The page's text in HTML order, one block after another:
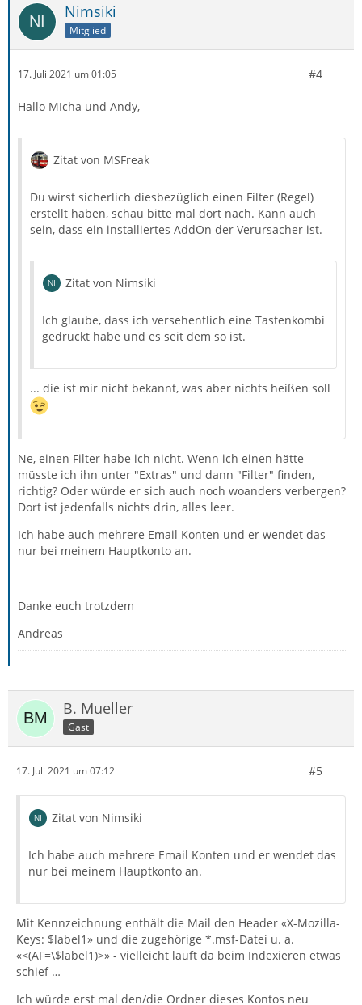
Nimsiki
Mitglied
17. Juli 2021 um 01:05 #4
Hallo MIcha und Andy,
Zitat von MSFreak
Du wirst sicherlich diesbezüglich einen Filter (Regel)
erstellt haben, schau bitte mal dort nach. Kann auch
sein, dass ein installiertes AddOn der Verursacher ist.
Zitat von Nimsiki
Ich glaube, dass ich versehentlich eine Tastenkombi
gedrückt habe und es seit dem so ist.
... die ist mir nicht bekannt, was aber nichts heißen soll
Ne, einen Filter habe ich nicht. Wenn ich einen hätte
müsste ich ihn unter "Extras" und dann "Filter" finden,
richtig? Oder würde er sich auch noch woanders verbergen?
Dort ist jedenfalls nichts drin, alles leer.
Ich habe auch mehrere Email Konten und er wendet das
nur bei meinem Hauptkonto an.
Danke euch trotzdem
Andreas
B. Mueller
Gast
17. Juli 2021 um 07:12 #5
Zitat von Nimsiki
Ich habe auch mehrere Email Konten und er wendet das
nur bei meinem Hauptkonto an.
Mit Kennzeichnung enthält die Mail den Header «X-Mozilla-
Keys: $label1» und die zugehörige *.msf-Datei u. a.
«<(AF=\$label1)>» - vielleicht läuft da beim Indexieren etwas
schief …
Ich würde erst mal den/die Ordner dieses Kontos neu